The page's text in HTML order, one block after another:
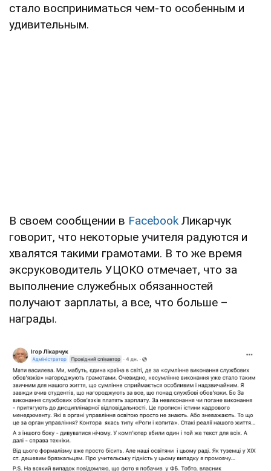
стало восприниматься чем-то особенным и
удивительным.
В своем сообщении в Facebook Ликарчук
говорит, что некоторые учителя радуются и
хвалятся такими грамотами. В то же время
эксруководитель УЦОКО отмечает, что за
выполнение служебных обязанностей
получают зарплаты, а все, что больше –
награды.